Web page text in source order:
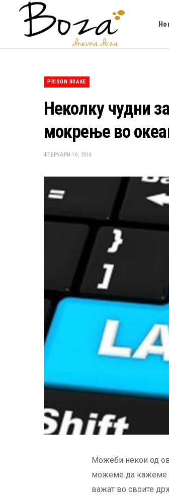
PRISON BRAKE
Неколку чудни
мокрење во
ФЕВРУАРИ 18, 2014
Можеби некои од
можеме да кажеме
важат во своите